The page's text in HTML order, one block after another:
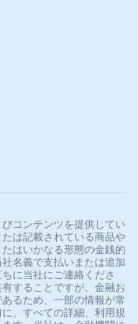
コンテンツを提供してい
は記載されている商品や
はいかなる形態の金銭的
名義で支払いまたは追加
に当社にご連絡くださ
することですが、金融お
るため、一部の情報が常
、すべての詳細、利用規